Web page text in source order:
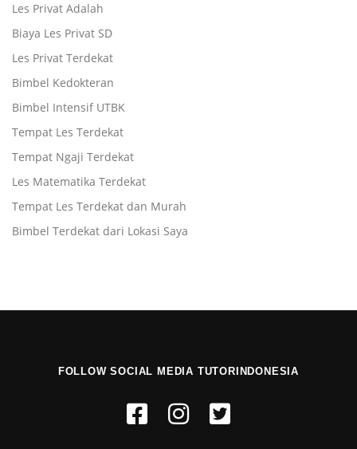
Les Privat Adalah
Biaya Les Privat SD
Les Privat Terdekat
Bimbel Kedokteran
Bimbel Intensif UTBK
Tempat Les Terdekat
Tempat Ngaji Terdekat
Les Matematika Terdekat
Tempat Les Terdekat dan Murah
Bimbel Terdekat dari Lokasi Saya
FOLLOW SOCIAL MEDIA TUTORINDONESIA